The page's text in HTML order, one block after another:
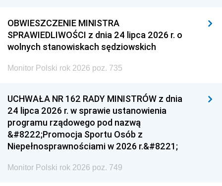
OBWIESZCZENIE MINISTRA
SPRAWIEDLIWOŚCI z dnia 24 lipca 2026 r. o
wolnych stanowiskach sędziowskich
Monitor Polski rok 2026 poz. 735
UCHWAŁA NR 162 RADY MINISTRÓW z dnia
24 lipca 2026 r. w sprawie ustanowienia
programu rządowego pod nazwą
&#8222;Promocja Sportu Osób z
Niepełnosprawnościami w 2026 r.&#8221;
Monitor Polski rok 2026 poz. 749